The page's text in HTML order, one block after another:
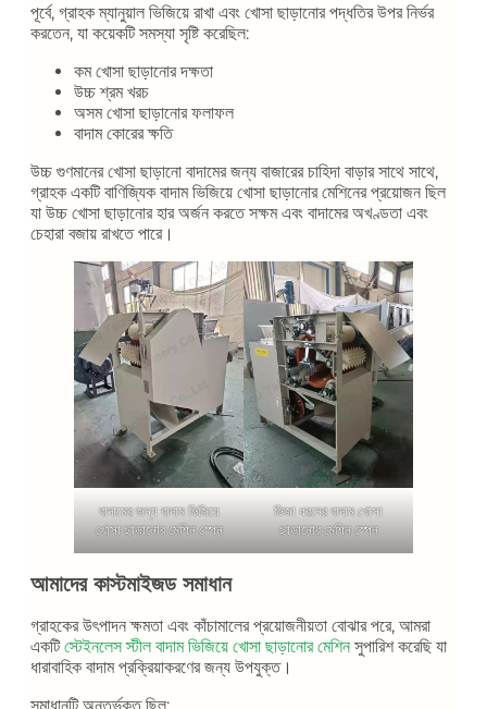
পূর্বে, গ্রাহক ম্যানুয়াল ভিজিয়ে রাখা এবং খোসা ছাড়ানোর পদ্ধতির উপর নির্ভর
করতেন, যা কয়েকটি সমস্যা সৃষ্টি করেছিল:
কম খোসা ছাড়ানোর দক্ষতা
উচ্চ শ্রম খরচ
অসম খোসা ছাড়ানোর ফলাফল
বাদাম কোরের ক্ষতি
উচ্চ গুণমানের খোসা ছাড়ানো বাদামের জন্য বাজারের চাহিদা বাড়ার সাথে সাথে,
গ্রাহক একটি বাণিজ্যিক বাদাম ভিজিয়ে খোসা ছাড়ানোর মেশিনের প্রয়োজন ছিল
যা উচ্চ খোসা ছাড়ানোর হার অর্জন করতে সক্ষম এবং বাদামের অখণ্ডতা এবং
চেহারা বজায় রাখতে পারে।
বাদামের জন্য বাদাম ভিজিয়ে
খোসা ছাড়ানোর মেশিন স্পেন
ভিজা ধরনের বাদাম খোসা
ছাড়ানোর মেশিন স্পেন
আমাদের কাস্টমাইজড সমাধান
গ্রাহকের উৎপাদন ক্ষমতা এবং কাঁচামালের প্রয়োজনীয়তা বোঝার পরে, আমরা
একটিস্টেইনলেস স্টীল বাদাম ভিজিয়ে খোসা ছাড়ানোর মেশিন সুপারিশ করেছি যা
ধারাবাহিক বাদাম প্রক্রিয়াকরণের জন্য উপযুক্ত।